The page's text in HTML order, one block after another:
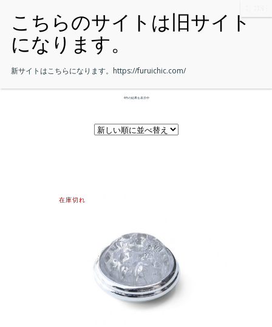
4件の結果を表示中
在庫切れ
新サイトはこちらになります。 https://furuichic.com/